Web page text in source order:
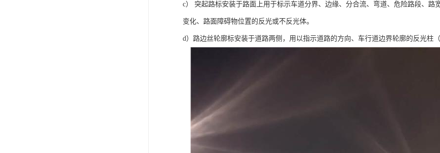
c） 突起路标安装于路面上用于标示车道分界、边缘、分合流、弯道、危险路段、路
变化、路面障碍物位置的反光或不反光体。
d）路边丝轮廓标安装于道路两侧，用以指示道路的方向、车行道边界轮廓的反光柱